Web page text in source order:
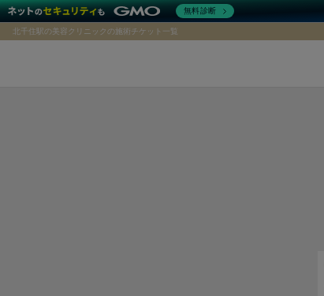
北千住駅の美容クリニックの施術チケット一覧
無料診断